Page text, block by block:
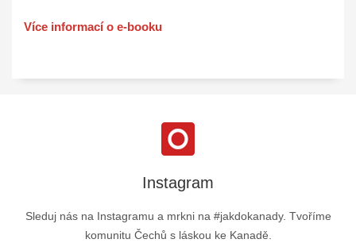
Více informací o e-booku
Instagram
Sleduj nás na Instagramu a mrkni na #jakdokanady. Tvoříme
komunitu Čechů s láskou ke Kanadě.